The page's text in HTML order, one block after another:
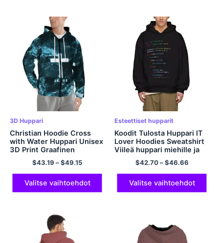
3D Huppari
Christian Hoodie Cross
with Water Huppari Unisex
3D Print Graafinen
hupullinen collegepaita
Ristihuppari
Vetoketjullinen Viileä
Hauska Uutuushuppari
taskuilla Polyesterihuppari
$43.19 –$49.15
Valitse vaihtoehdot
Esteettiset hupparit
Koodit Tulosta Huppari IT
Lover Hoodies Sweatshirt
Viileä huppari miehille ja
naisille
$42.70–$46.66
Valitse vaihtoehdot